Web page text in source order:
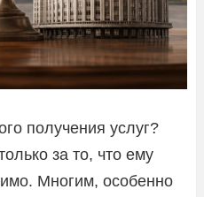
получения услуг?
за то, что ему
Многим, особенно